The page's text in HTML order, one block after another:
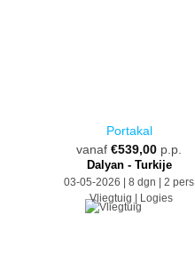
Portakal
vanaf€539,00 p.p.
Dalyan - Turkije
03-05-2026 | 8 dgn | 2 pers
Vliegtuig | Logies